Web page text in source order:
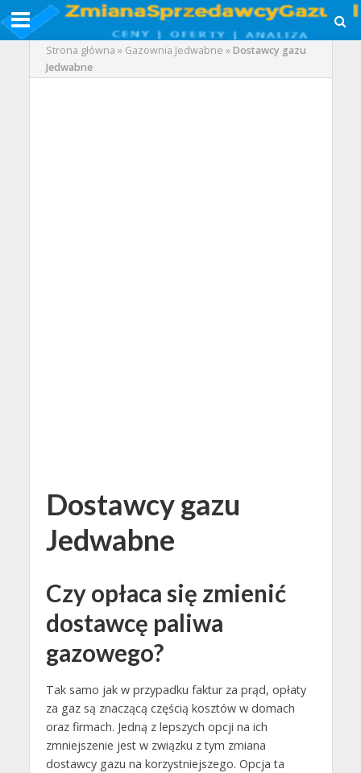
Strona główna » Gazownia Jedwabne »Dostawcy gazu
Jedwabne
Dostawcy gazu
Jedwabne
Czy opłaca się zmienić
dostawcę paliwa
gazowego?
Tak samo jak w przypadku faktur za prąd, opłaty
za gaz są znaczącą częścią kosztów w domach
oraz firmach. Jedną z lepszych opcji na ich
zmniejszenie jest w związku z tym zmiana
dostawcy gazu na korzystniejszego. Opcja ta